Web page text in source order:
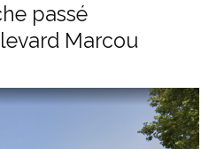
passé
Marcou